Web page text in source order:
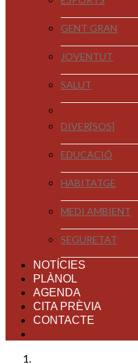
GENT GRAN
JOVENTUT
SALUT
DIVER[SOS]
EDUCACIÓ
HABITATGE
MEDI AMBIENT
SEGURETAT
NOTÍCIES
PLÀNOL
AGENDA
CITA PRÈVIA
CONTACTE